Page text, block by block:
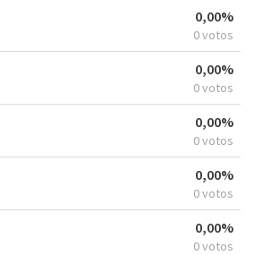
0,00%
0 votos
0,00%
0 votos
0,00%
0 votos
0,00%
0 votos
0,00%
0 votos